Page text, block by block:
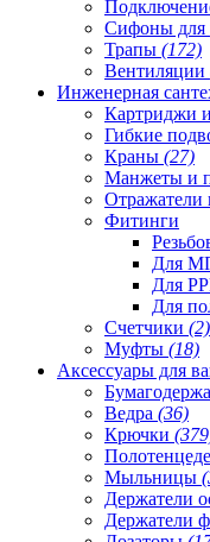
Сифоны для
Трапы (172)
Вентиляции
Инженерная
Картриджи
Гибкие
Краны (27)
Манжеты и
Отражатели
Фитинги
Для
Для
Для
Счетчики (2)
Муфты (18)
Аксессуары для
Ведра (36)
Крючки
Мыльницы
Держатели
Держатели